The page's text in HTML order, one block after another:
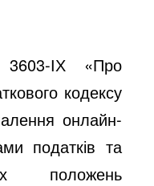
ІХ «Про
кодексу
онлайн-
податків та
положень